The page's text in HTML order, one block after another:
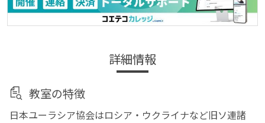
詳細情報
教室の特徴
日本ユーラシア協会はロシア・ウクライナなど旧ソ連諸